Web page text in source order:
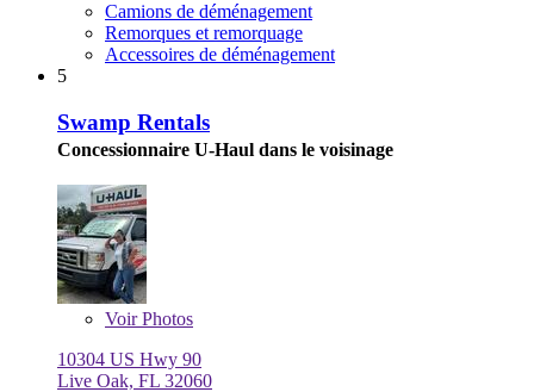
Camions de déménagement
Remorques et remorquage
Accessoires de déménagement
5
Swamp Rentals
Concessionnaire U-Haul dans le voisinage
VoirPhotos
10304 US Hwy 90
Live Oak, FL 32060